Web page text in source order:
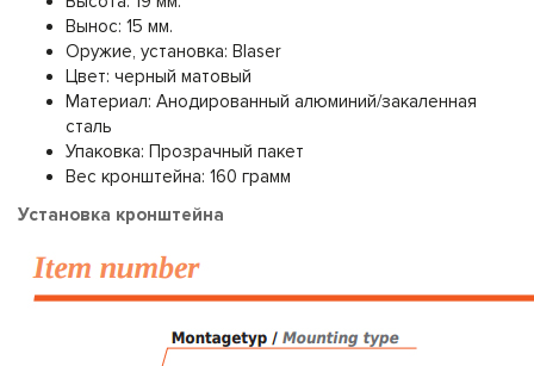
Вынос: 15 мм.
Оружие, установка: Blaser
Цвет: черный матовый
Материал: Анодированный алюминий/закаленная
сталь
Упаковка: Прозрачный пакет
Вес кронштейна: 160 грамм
Установка кронштейна